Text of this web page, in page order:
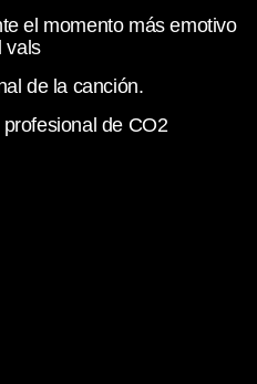
el momento más emotivo
vals
de la canción.
de CO2